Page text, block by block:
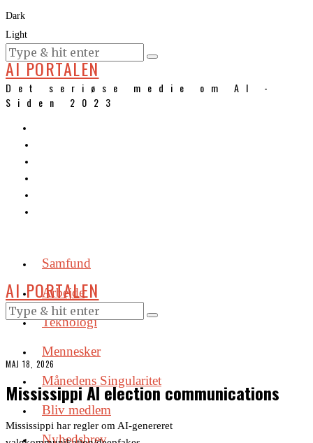
Dark
Light
KURSER
AI PORTALEN
Det seriøse medie om AI -
Siden 2023
Samfund
Arbejde
Teknologi
Mennesker
Månedens Singularitet
Bliv medlem
Nyhedsbrev
AI PORTALEN
MAJ 18, 2026
Mississippi AI election communications
Mississippi har regler om AI-genereret